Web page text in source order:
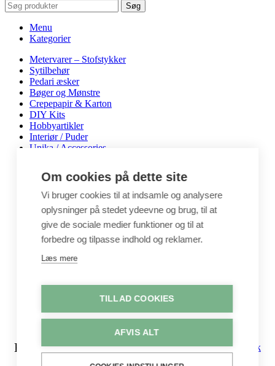
Søg
Menu
Kategorier
Metervarer – Stofstykker
Sytilbehør
Pedari æsker
Bøger og Mønstre
Crepepapir & Karton
DIY Kits
Hobbyartikler
Interiør / Puder
Unika / Accessories
Perler & smykkedele
Tegne & maleartikler
Gavekort
Byggesæt
Leg
Shop
Metervarer
Stofstykker
Log ind / Opret konto
Kurv Luk
Om cookies på dette site
Vi bruger cookies til at indsamle og analysere
oplysninger på stedet ydeevne og brug, til at
give de sociale medier funktioner og til at
forbedre og tilpasse indhold og reklamer.
Læs mere
TILLAD COOKIES
AFVIS ALT